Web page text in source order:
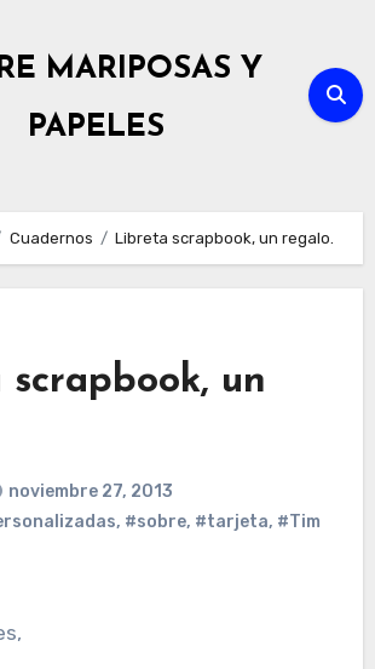
MARIPOSAS Y
PAPELES
Cuadernos Libreta scrapbook, un regalo.
un
noviembre 27, 2013
, #sobre, #tarjeta, #Tim